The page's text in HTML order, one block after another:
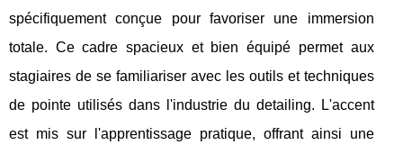
spécifiquement conçue pour favoriser une immersion
totale. Ce cadre spacieux et bien équipé permet aux
stagiaires de se familiariser avec les outils et techniques
de pointe utilisés dans l'industrie du detailing. L'accent
est mis sur l'apprentissage pratique, offrant ainsi une